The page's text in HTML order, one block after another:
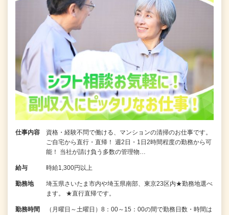
仕事内容
資格・経験不問で働ける、マンションの清掃のお仕事です。
ご自宅から直行・直帰！ 週2日・1日2時間程度の勤務から可
能！ 当社が請け負う多数の管理物…
給与 時給1,300円以上
勤務地
埼玉県さいたま市内や埼玉県南部、東京23区内★勤務地選べ
ます。 ★直行直帰です。
勤務時間
（月曜日～土曜日）8：00～15：00の間で勤務日数・時間は